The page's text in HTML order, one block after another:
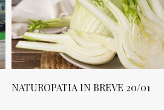
NATUROPATIA IN BREVE 20/01